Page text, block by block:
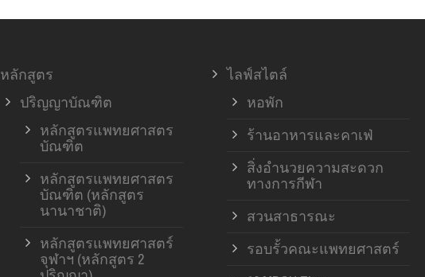
หลักสูตร
ปริญญาบัณฑิต
หลักสูตรแพทยศาสตร
บัณฑิต
หลักสูตรแพทยศาสตร
บัณฑิต (หลักสูตร
นานาชาติ)
หลักสูตรแพทยศาสตร์
จุฬาฯ (หลักสูตร 2
ไลฟ์สไตล์
หอพัก
ร้านอาหารและคาเฟ่
สิ่งอำนวยความสะดวก
ทางการกีฬา
สวนสาธารณะ
รอบรั้วคณะแพทยศาสตร์